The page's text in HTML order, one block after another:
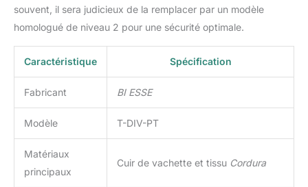
souvent, il sera judicieux de la remplacer par un modèle
homologué de niveau 2 pour une sécurité optimale.
Caractéristique Spécification
Fabricant BI ESSE
Modèle T-DIV-PT
Matériaux
principaux
Cuir de vachette et tissu Cordura